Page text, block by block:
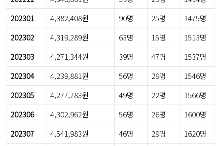
202301
4,382,408원 90명 25명
1475명
202302
4,319,289원 63명 15명
1513명
202303
4,271,344원 39명 47명
1537명
202304
4,239,881원 56명 29명
1546명
202305
4,277,783원 49명 22명
1566명
202306
4,302,962원 56명 26명
1600명
202307
4,541,983원 46명 29명 1620명